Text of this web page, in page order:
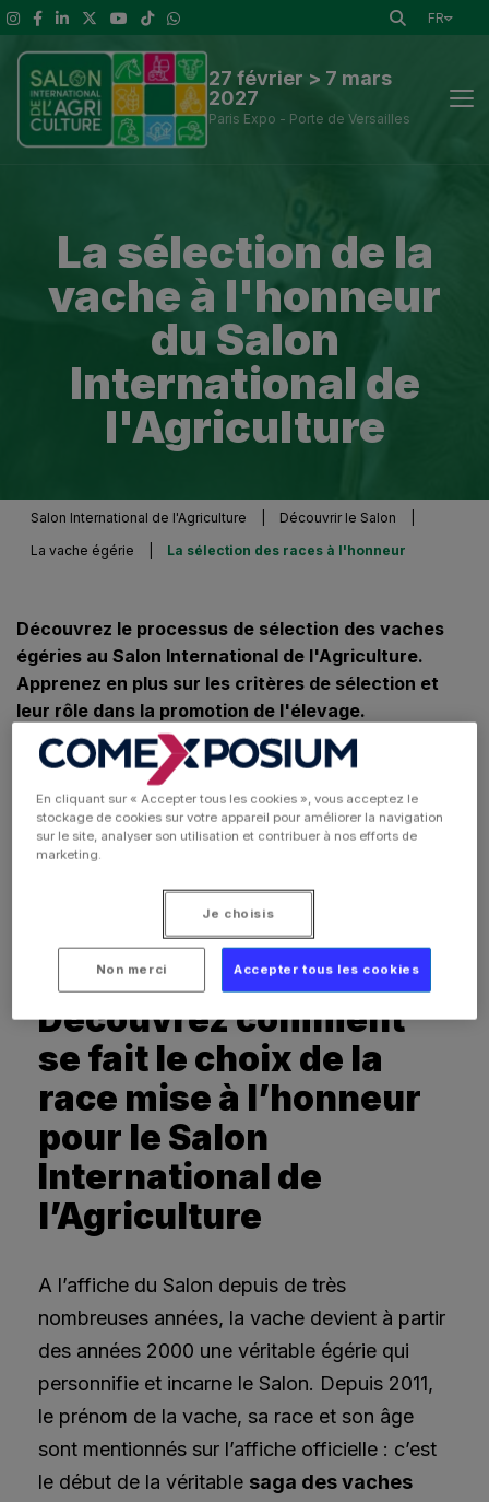
FR
27 février > 7 mars
2027
Paris Expo - Porte de Versailles
Découvrir le Salon
Exposants et outils de visite
Espace presse
La sélection de la
vache à l'honneur
du Salon
International de
l'Agriculture
Salon International de l'Agriculture Découvrir le Salon
La vache égérie
La sélection des races à l'honneur
Découvrez le processus de sélection des vaches
égéries au Salon International de l'Agriculture.
Apprenez en plus sur les critères de sélection et
leur rôle dans la promotion de l'élevage.
Découvrez comment
se fait le choix de la
race mise à l’honneur
pour le Salon
International de
l’Agriculture
A l’affiche du Salon depuis de très
nombreuses années, la vache devient à partir
des années 2000 une véritable égérie qui
personnifie et incarne le Salon. Depuis 2011,
le prénom de la vache, sa race et son âge
sont mentionnés sur l’affiche officielle : c’est
le début de la véritable saga des vaches
En cliquant sur « Accepter tous les cookies », vous acceptez le
stockage de cookies sur votre appareil pour améliorer la navigation
sur le site, analyser son utilisation et contribuer à nos efforts de
marketing.
Je choisis
Non merci Accepter tous les cookies